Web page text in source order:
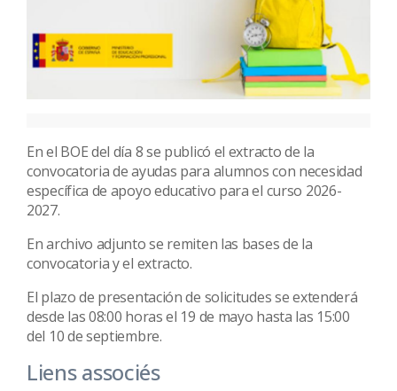
En el BOE del día 8 se publicó el extracto de la
convocatoria de ayudas para alumnos con necesidad
específica de apoyo educativo para el curso 2026-
2027.
En archivo adjunto se remiten las bases de la
convocatoria y el extracto.
El plazo de presentación de solicitudes se extenderá
desde las 08:00 horas el 19 de mayo hasta las 15:00
del 10 de septiembre.
Liens associés